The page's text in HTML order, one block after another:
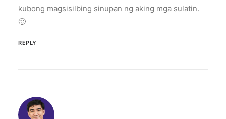
kubong magsisilbing sinupan ng aking mga sulatin.
🙂
REPLY